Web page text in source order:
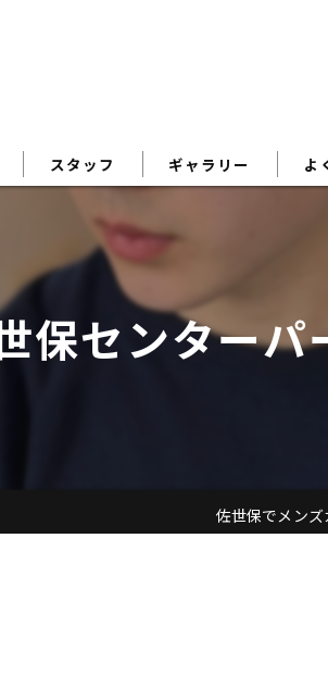
スタッフ ギャラリー よ
保センターパ
佐世保でメンズ